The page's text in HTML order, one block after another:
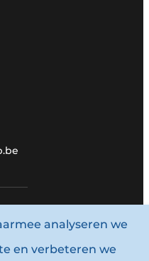
analyseren we
en verbeteren we